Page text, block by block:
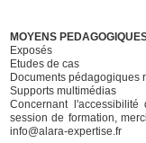
MOYENS
Exposés
Etudes de cas
Documents pédagogiques
Supports multimédias
Concernant
session de formation,
info@alara-expertise.fr